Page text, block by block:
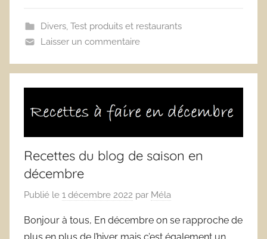
Divers, Test produits et restaurants
Laisser un commentaire
Recettes du blog de saison en
décembre
Publié le 1 décembre 2022 par Méla
Bonjour à tous, En décembre on se rapproche de
plus en plus de l’hiver mais c’est également un